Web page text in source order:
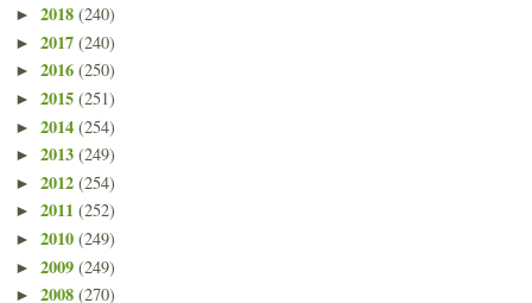
► 2018 (240)
► 2017 (240)
► 2016 (250)
► 2015 (251)
► 2014 (254)
► 2013 (249)
► 2012 (254)
► 2011 (252)
► 2010 (249)
► 2009 (249)
► 2008 (270)